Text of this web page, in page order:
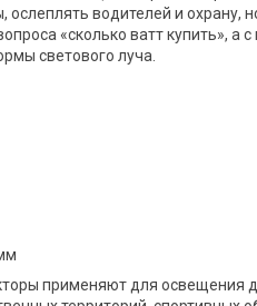
ослеплять водителей и охрану,
«сколько ватт купить»,
светового луча.
применяют для освещения